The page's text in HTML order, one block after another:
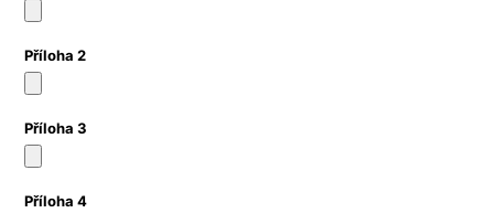
Příloha 2
Příloha 3
Příloha 4